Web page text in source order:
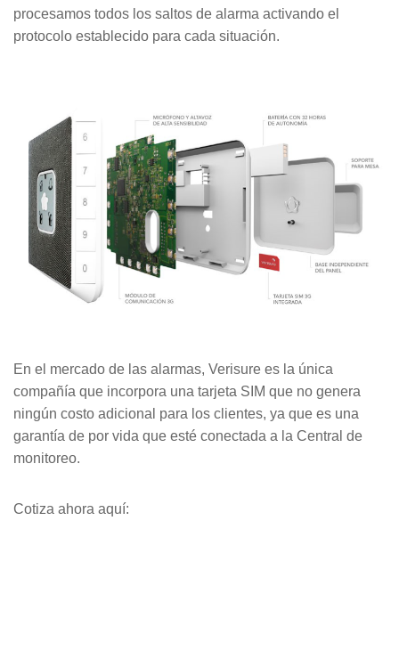
procesamos todos los saltos de alarma activando el
protocolo establecido para cada situación.
En el mercado de las alarmas, Verisure es la única
compañía que incorpora una tarjeta SIM que no genera
ningún costo adicional para los clientes, ya que es una
garantía de por vida que esté conectada a la Central de
monitoreo.
Cotiza ahora aquí: